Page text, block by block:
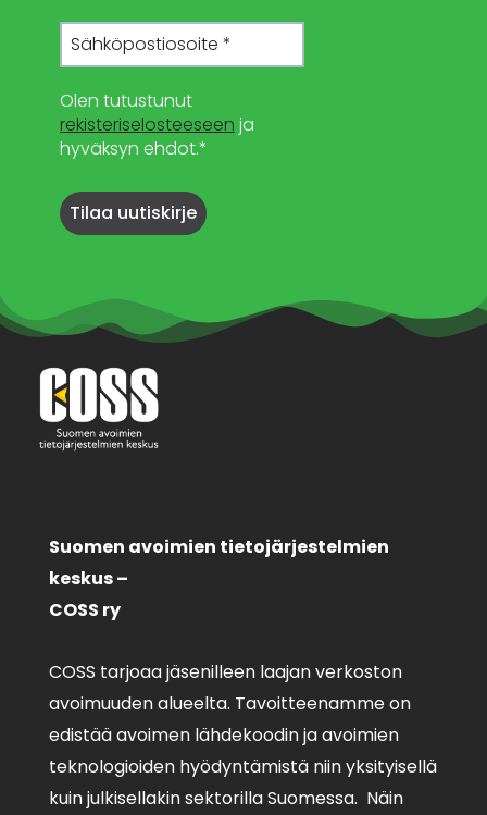
Olen tutustunut
rekisteriselosteeseen ja
hyväksyn ehdot.*
Suomen avoimien tietojärjestelmien
keskus –
COSS ry
COSS tarjoaa jäsenilleen laajan verkoston
avoimuuden alueelta. Tavoitteenamme on
edistää avoimen lähdekoodin ja avoimien
teknologioiden hyödyntämistä niin yksityisellä
kuin julkisellakin sektorilla Suomessa. Näin